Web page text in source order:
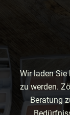
Wir laden
zu werden.
Beratung